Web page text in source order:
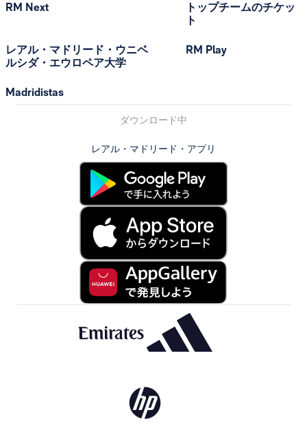
RM Next
レアル・マドリード・ウニベ
ルシダ・エウロペア大学
Madridistas
トップチームのチケッ
ト
RM Play
ダウンロード中
レアル・マドリード・アプリ